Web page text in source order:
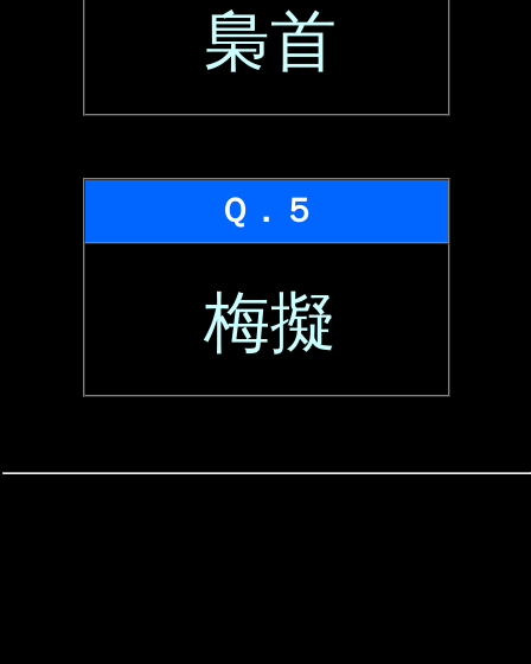
梟首
Ｑ．５
梅擬